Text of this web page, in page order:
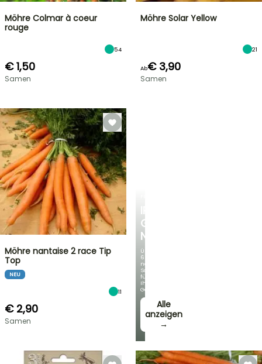
IRIS
GERMANICA
NEUHEITEN
Über
60
neue
Sorten
für
Ihren
Garten!
Alle
anzeigen
→
Möhre Colmar à coeur
rouge
54
€ 1,50
Samen
Möhre Solar Yellow
21
Ab€ 3,90
Samen
Möhre nantaise 2 race Tip
Top
NEU
11
€ 2,90
Samen